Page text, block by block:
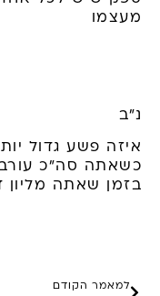
מעצמו
נ"ב
איזה פשע גדול
כשאתה סה"כ
בזמן שאתה מליון
למאמר הקודם